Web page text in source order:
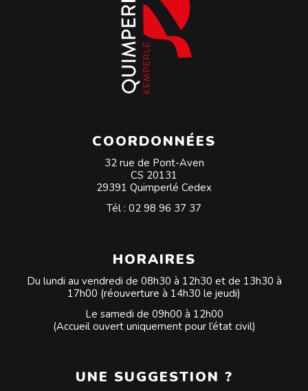
COORDONNÉES
32 rue de Pont-Aven
CS 20131
29391 Quimperlé Cedex
Tél : 02 98 96 37 37
HORAIRES
Du lundi au vendredi de 08h30 à 12h30 et de 13h30 à
17h00 (réouverture à 14h30 le jeudi)
Le samedi de 09h00 à 12h00
(Accueil ouvert uniquement pour l’état civil)
UNE SUGGESTION ?